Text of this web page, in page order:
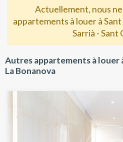
Actuellement, nous
appartements à louer à
Sarrià - Sant
Autres appartements à louer
La Bonanova